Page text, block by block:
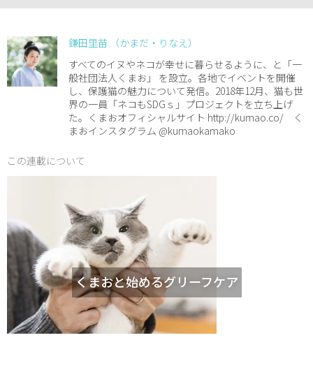
鎌田里苗 （かまだ・りなえ）
すべてのイヌやネコが幸せに暮らせるように、と「一
般社団法人くまお」 を設立。各地でイベントを開催
し、保護猫の魅力について発信。2018年12月、猫も世
界の一員「ネコもSDGｓ」プロジェクトを立ち上げ
た。くまおオフィシャルサイト http://kumao.co/ く
まおインスタグラム @kumaokamako
この連載について
くまおと始めるグリーフケア